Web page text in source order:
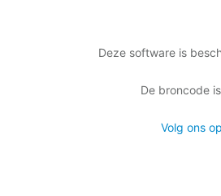
Deze software is
De broncode
Volg ons